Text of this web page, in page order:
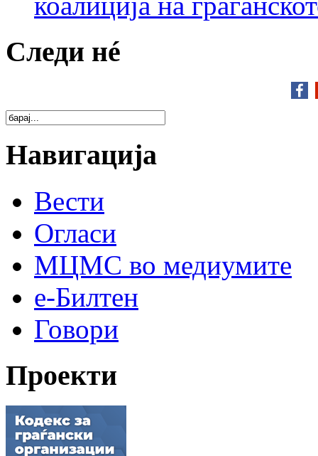
Следи нé
Навигација
Вести
Огласи
МЦМС во медиумите
е-Билтен
Говори
Проекти